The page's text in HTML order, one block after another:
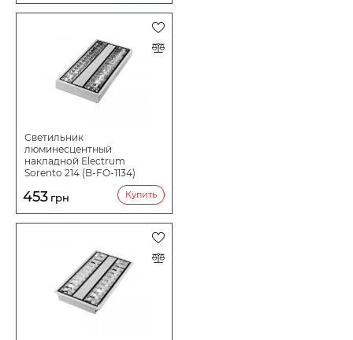
Светильник
люминесцентный
накладной Electrum
Sorento 214 (B-FO-1134)
453 грн Купить